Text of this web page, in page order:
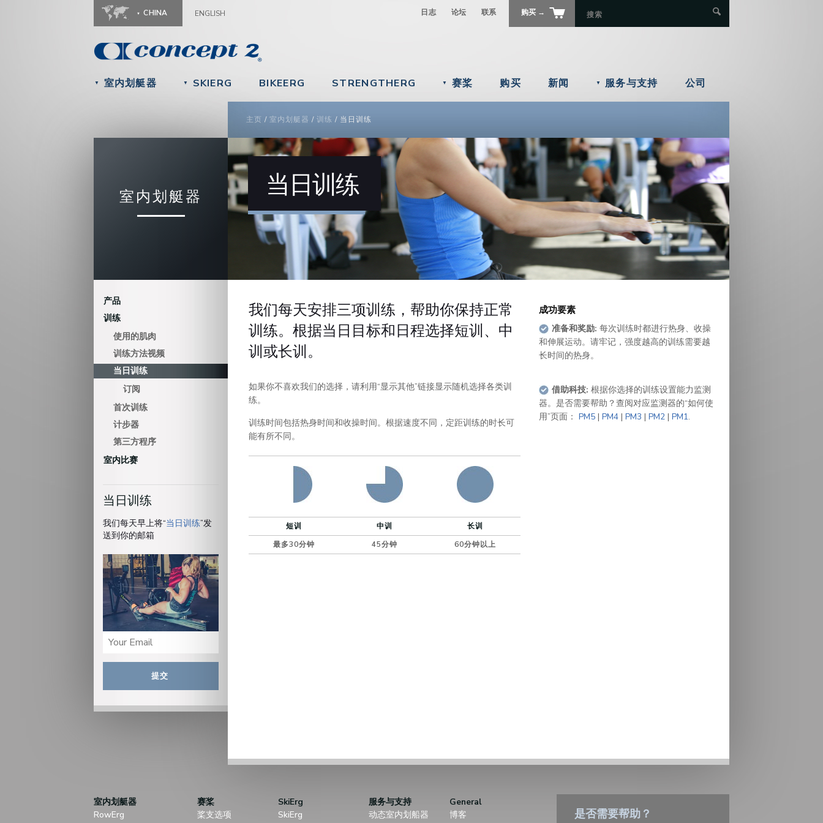
Jump to navigation
CHINA ENGLISH 日志 论坛 联系 购买 →
▼ 室内划艇器 ▼ SKIERG BIKEERG STRENGTHERG ▼ 赛桨 购买 新闻 ▼ 服务与支持 公司
YOU ARE HERE
主页 / 室内划艇器 / 训练 / 当日训练
室内划艇器
产品
训练
使用的肌肉
训练方法视频
当日训练
订阅
首次训练
计步器
第三方程序
室内比赛
当日训练
我们每天早上将“当日训练”发
送到你的邮箱
提交
当日训练
我们每天安排三项训练，帮助你保持正常
训练。根据当日目标和日程选择短训、中
训或长训。
如果你不喜欢我们的选择，请利用“显示其他”链接显示随机选择各类训
练。
训练时间包括热身时间和收操时间。根据速度不同，定距训练的时长可
能有所不同。
短训 中训
长训
最多30分钟
45分钟 60分钟以上
成功要素
准备和奖励: 每次训练时都进行热身、收操
和伸展运动。请牢记，强度越高的训练需要越
长时间的热身。
借助科技: 根据你选择的训练设置能力监测
器。是否需要帮助？查阅对应监测器的“如何使
用”页面： PM5 | PM4 | PM3 | PM2 | PM1.
室内划艇器
RowErg
赛桨
桨支选项
SkiErg
SkiErg
服务与支持
动态室内划船器
General
博客
是否需要帮助？